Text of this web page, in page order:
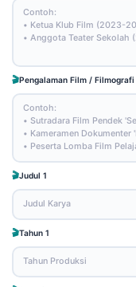
Pengalaman Film / Filmografi
Judul 1
Tahun 1